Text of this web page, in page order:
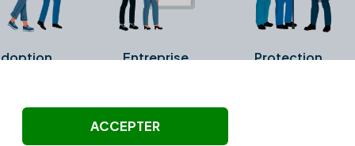
Entreprise Protection
ni été vérifiés par Alexia.fr.
ACCEPTER